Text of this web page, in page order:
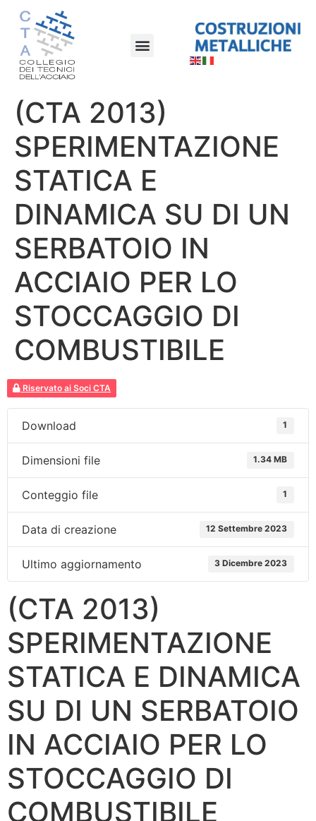
(CTA 2013)
SPERIMENTAZIONE
STATICA E
DINAMICA SU DI UN
SERBATOIO IN
ACCIAIO PER LO
STOCCAGGIO DI
COMBUSTIBILE
Riservato ai Soci CTA
Download 1
Dimensioni file 1.34 MB
Conteggio file 1
Data di creazione 12 Settembre 2023
Ultimo aggiornamento 3 Dicembre 2023
(CTA 2013)
SPERIMENTAZIONE
STATICA E DINAMICA
SU DI UN SERBATOIO
IN ACCIAIO PER LO
STOCCAGGIO DI
COMBUSTIBILE